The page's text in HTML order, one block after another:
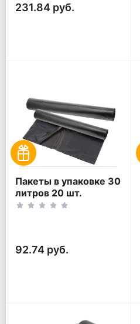
231.84 руб.
Пакеты в упаковке 30
литров 20 шт.
(20шт*2рул)
92.74 руб.